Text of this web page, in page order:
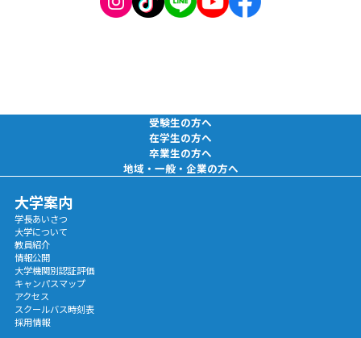
受験生の方へ
在学生の方へ
卒業生の方へ
地域・一般・企業の方へ
大学案内
学長あいさつ
大学について
教員紹介
情報公開
大学機関別認証評価
キャンパスマップ
アクセス
スクールバス時刻表
採用情報